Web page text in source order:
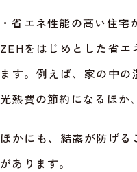
・省エネ性能の高い住宅
ZEHをはじめとした省
ます。例えば、家の中の
光熱費の節約になるほか
ほかにも、結露が防げ
があります。